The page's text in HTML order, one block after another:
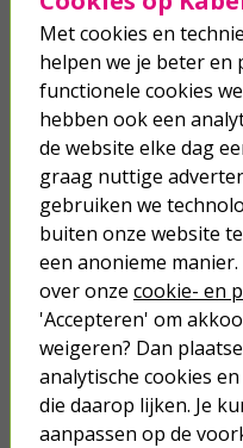
Je
Turbo
3x 100ml) | Ook
9,86
9,95
Met cookies en
helpen we je beter en
functionele cookies
hebben ook een
de website elke dag
graag nuttige
gebruiken we
buiten onze website
een anonieme
over onze cookie- en
'Accepteren' om
weigeren? Dan
analytische cookies
die daarop lijken. Je
aanpassen op de